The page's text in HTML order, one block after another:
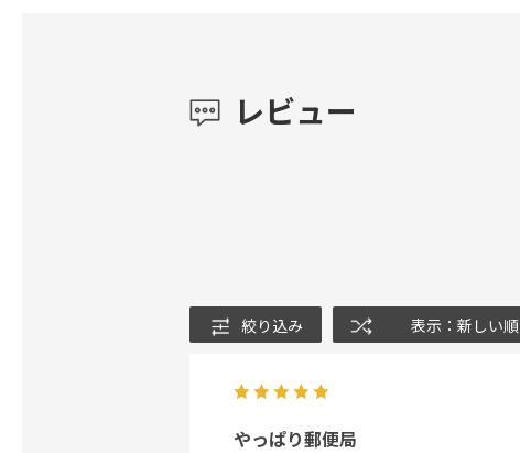
レビュー
絞り込み 表示：新しい順
やっぱり郵便局